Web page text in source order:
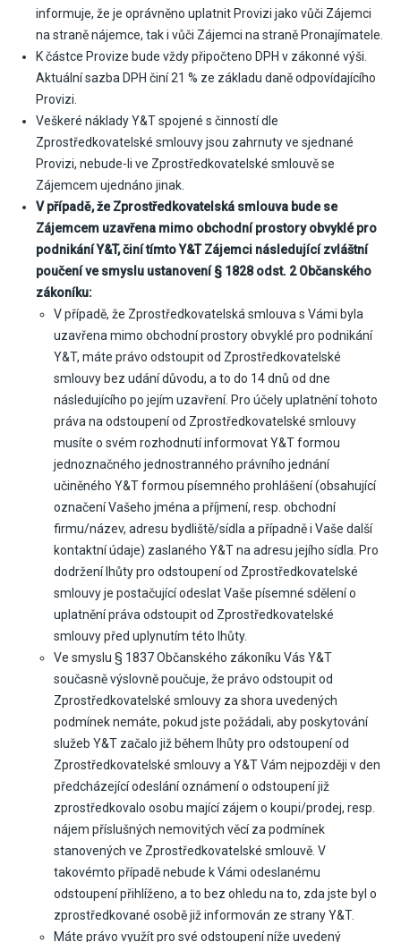
informuje, že je oprávněno uplatnit Provizi jako vůči Zájemci
na straně nájemce, tak i vůči Zájemci na straně Pronajímatele.
K částce Provize bude vždy připočteno DPH v zákonné výši.
Aktuální sazba DPH činí 21 % ze základu daně odpovídajícího
Provizi.
Veškeré náklady Y&T spojené s činností dle
Zprostředkovatelské smlouvy jsou zahrnuty ve sjednané
Provizi, nebude-li ve Zprostředkovatelské smlouvě se
Zájemcem ujednáno jinak.
V případě, že Zprostředkovatelská smlouva bude se
Zájemcem uzavřena mimo obchodní prostory obvyklé pro
podnikání Y&T, činí tímto Y&T Zájemci následující zvláštní
poučení ve smyslu ustanovení § 1828 odst. 2 Občanského
zákoníku:
V případě, že Zprostředkovatelská smlouva s Vámi byla
uzavřena mimo obchodní prostory obvyklé pro podnikání
Y&T, máte právo odstoupit od Zprostředkovatelské
smlouvy bez udání důvodu, a to do 14 dnů od dne
následujícího po jejím uzavření. Pro účely uplatnění tohoto
práva na odstoupení od Zprostředkovatelské smlouvy
musíte o svém rozhodnutí informovat Y&T formou
jednoznačného jednostranného právního jednání
učiněného Y&T formou písemného prohlášení (obsahující
označení Vašeho jména a příjmení, resp. obchodní
firmu/název, adresu bydliště/sídla a případně i Vaše další
kontaktní údaje) zaslaného Y&T na adresu jejího sídla. Pro
dodržení lhůty pro odstoupení od Zprostředkovatelské
smlouvy je postačující odeslat Vaše písemné sdělení o
uplatnění práva odstoupit od Zprostředkovatelské
smlouvy před uplynutím této lhůty.
Ve smyslu § 1837 Občanského zákoníku Vás Y&T
současně výslovně poučuje, že právo odstoupit od
Zprostředkovatelské smlouvy za shora uvedených
podmínek nemáte, pokud jste požádali, aby poskytování
služeb Y&T začalo již během lhůty pro odstoupení od
Zprostředkovatelské smlouvy a Y&T Vám nejpozději v den
předcházející odeslání oznámení o odstoupení již
zprostředkovalo osobu mající zájem o koupi/prodej, resp.
nájem příslušných nemovitých věcí za podmínek
stanovených ve Zprostředkovatelské smlouvě. V
takovémto případě nebude k Vámi odeslanému
odstoupení přihlíženo, a to bez ohledu na to, zda jste byl o
zprostředkované osobě již informován ze strany Y&T.
Máte právo využít pro své odstoupení níže uvedený